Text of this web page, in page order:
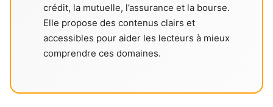
crédit, la mutuelle, l’assurance et la bourse.
Elle propose des contenus clairs et
accessibles pour aider les lecteurs à mieux
comprendre ces domaines.